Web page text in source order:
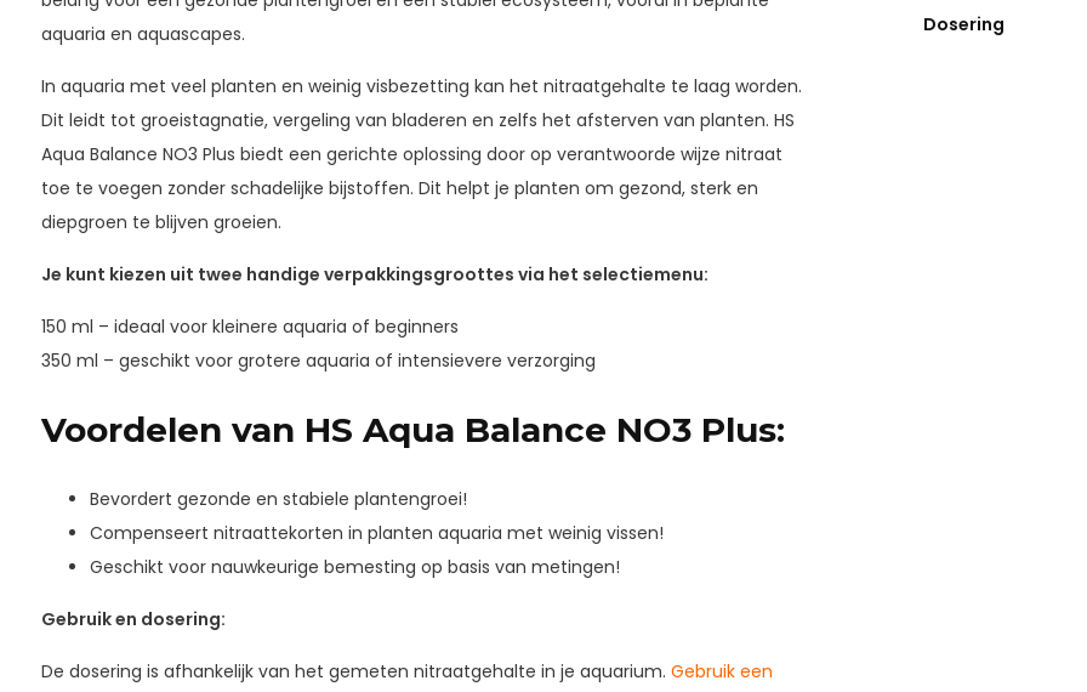
aquaria en aquascapes.
In aquaria met veel planten en weinig visbezetting kan het nitraatgehalte te laag worden.
Dit leidt tot groeistagnatie, vergeling van bladeren en zelfs het afsterven van planten. HS
Aqua Balance NO3 Plus biedt een gerichte oplossing door op verantwoorde wijze nitraat
toe te voegen zonder schadelijke bijstoffen. Dit helpt je planten om gezond, sterk en
diepgroen te blijven groeien.
Je kunt kiezen uit twee handige verpakkingsgroottes via het selectiemenu:
150 ml – ideaal voor kleinere aquaria of beginners
350 ml – geschikt voor grotere aquaria of intensievere verzorging
Voordelen van HS Aqua Balance NO3 Plus:
Bevordert gezonde en stabiele plantengroei!
Compenseert nitraattekorten in planten aquaria met weinig vissen!
Geschikt voor nauwkeurige bemesting op basis van metingen!
Gebruik en dosering:
De dosering is afhankelijk van het gemeten nitraatgehalte in je aquarium. Gebruik een
Dosering